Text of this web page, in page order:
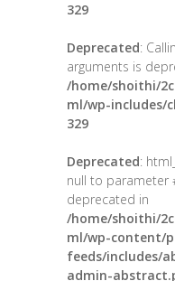
329
Deprecated:
arguments is
/home/shoithi/
ml/wp-includes/
329
Deprecated:
null to parameter
deprecated in
/home/shoithi/
ml/wp-content/
feeds/includes/
admin-